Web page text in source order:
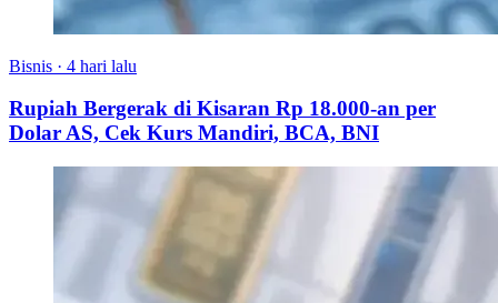
Bisnis · 4 hari lalu
Rupiah Bergerak di Kisaran Rp 18.000-an per
Dolar AS, Cek Kurs Mandiri, BCA, BNI